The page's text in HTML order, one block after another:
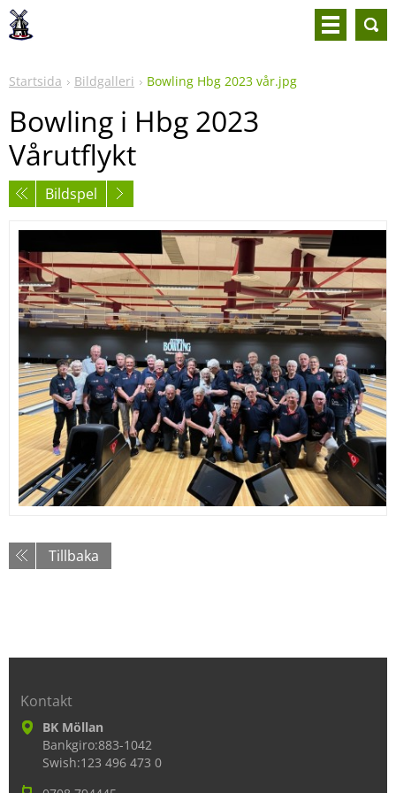
Startsida Bildgalleri Bowling Hbg 2023 vår.jpg
Bowling i Hbg 2023
Vårutflykt
Bildspel
Tillbaka
Kontakt
BK Möllan
Bankgiro:883-1042
Swish:123 496 473 0